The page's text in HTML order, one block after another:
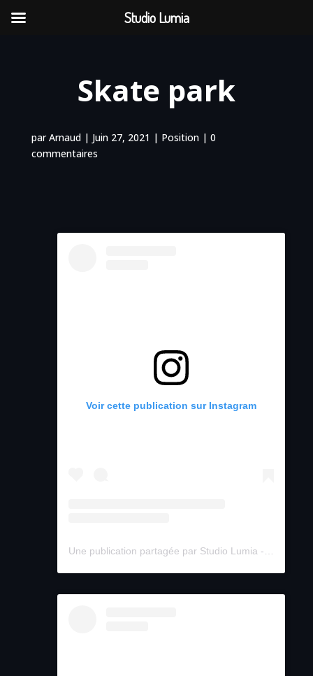
Skate park
parArnaud| Juin 27, 2021 | Position| 0
commentaires
Voir cette publication sur Instagram
Studio Lumia